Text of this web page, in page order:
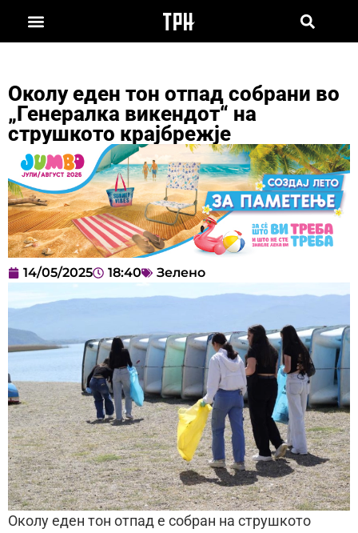
Околу еден тон отпад собрани во
„Генералка викендот“ на
струшкото крајбрежје
14/05/2025 18:40 Зелено
Околу еден тон отпад е собран на струшкото